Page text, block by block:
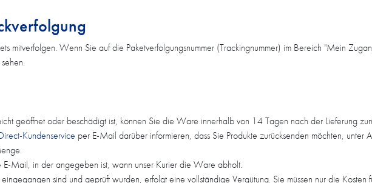
mitverfolgen. Wenn Sie auf die Paketverfolgungsnummer (Trackingnummer) im Bereich "Mein
geöffnet oder beschädigt ist, können Sie die Ware innerhalb von 14 Tagen nach der Lieferung
Kundenservice per E-Mail darüber informieren, dass Sie Produkte zurücksenden möchten, unter
Mail, in der angegeben ist, wann unser Kurier die Ware abholt.
sind und geprüft wurden, erfolgt eine vollständige Vergütung. Sie müssen nur die